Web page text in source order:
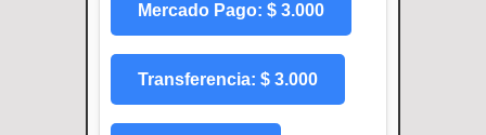
Mercado Pago: $ 3.000
Transferencia: $ 3.000